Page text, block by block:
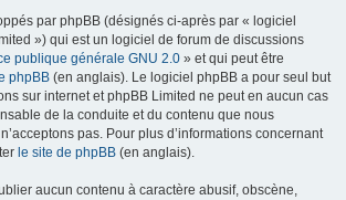
par phpBB (désignés ci-après par « logiciel
») qui est un logiciel de forum de discussions
publique générale GNU 2.0 » et qui peut être
phpBB (en anglais). Le logiciel phpBB a pour seul but
sur internet et phpBB Limited ne peut en aucun cas
de la conduite et du contenu que nous
pas. Pour plus d’informations concernant
le site de phpBB (en anglais).
aucun contenu à caractère abusif, obscène,